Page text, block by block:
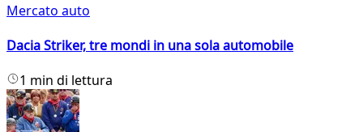
Mercato auto
Dacia Striker, tre mondi in una sola automobile
1 min di lettura